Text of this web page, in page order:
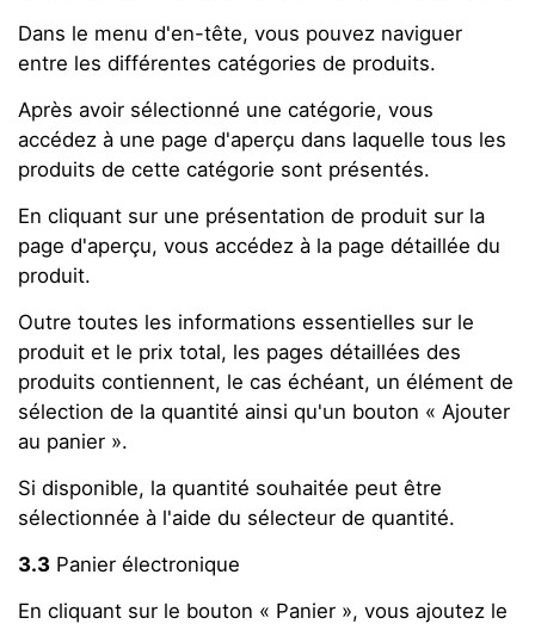
Dans le menu d'en-tête, vous pouvez naviguer
entre les différentes catégories de produits.
Après avoir sélectionné une catégorie, vous
accédez à une page d'aperçu dans laquelle tous les
produits de cette catégorie sont présentés.
En cliquant sur une présentation de produit sur la
page d'aperçu, vous accédez à la page détaillée du
produit.
Outre toutes les informations essentielles sur le
produit et le prix total, les pages détaillées des
produits contiennent, le cas échéant, un élément de
sélection de la quantité ainsi qu'un bouton « Ajouter
au panier ».
Si disponible, la quantité souhaitée peut être
sélectionnée à l'aide du sélecteur de quantité.
3.3 Panier électronique
En cliquant sur le bouton « Panier », vous ajoutez le